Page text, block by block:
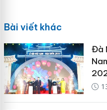
Bài viết khác
Đà